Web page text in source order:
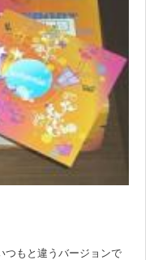
もと違うバージョンで